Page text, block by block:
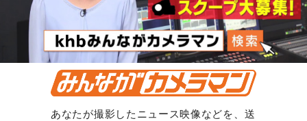
あなたが撮影したニュース映像などを、送